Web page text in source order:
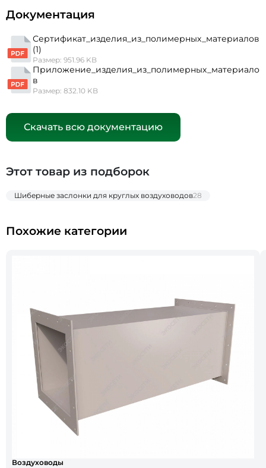
Документация
Сертификат_изделия_из_полимерных_материалов
(1)
Размер: 951.96 KB
Приложение_изделия_из_полимерных_материало
в
Размер: 832.10 KB
Скачать всю документацию
Этот товар из подборок
Шиберные заслонки для круглых воздуховодов28
Похожие категории
Воздуховоды